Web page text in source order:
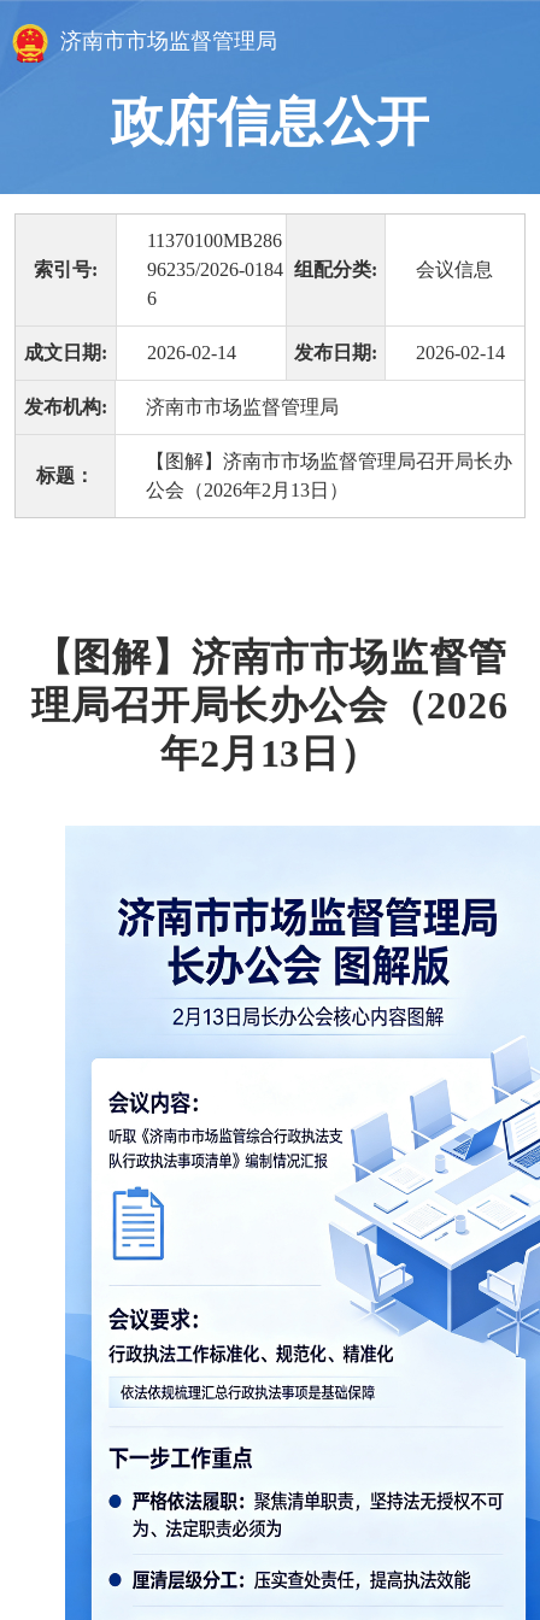
济南市市场监督管理局
政府信息公开
索引号:
11370100MB286
96235/2026-0184
6
组配分类: 会议信息
成文日期: 2026-02-14 发布日期: 2026-02-14
发布机构: 济南市市场监督管理局
标题：
【图解】济南市市场监督管理局召开局长办
公会（2026年2月13日）
【图解】济南市市场监督管
理局召开局长办公会（2026
年2月13日）